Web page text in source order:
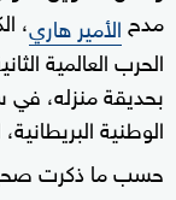
مدحالأمير هاري،
بحديقة منزله،
الوطنية
حسب ما ذكرت